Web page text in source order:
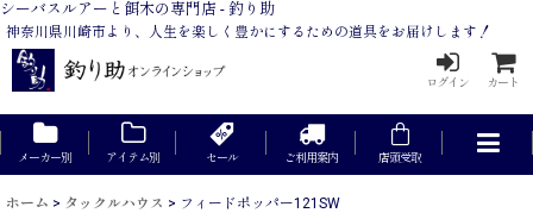
シーバスルアーと餌木の専門店 - 釣り助
神奈川県川崎市より、人生を楽しく豊かにするための道具をお届けします！
ログイン カート
メーカー別 アイテム別 セール ご利用案内 店頭受取
ホーム > タックルハウス > フィードポッパー121SW